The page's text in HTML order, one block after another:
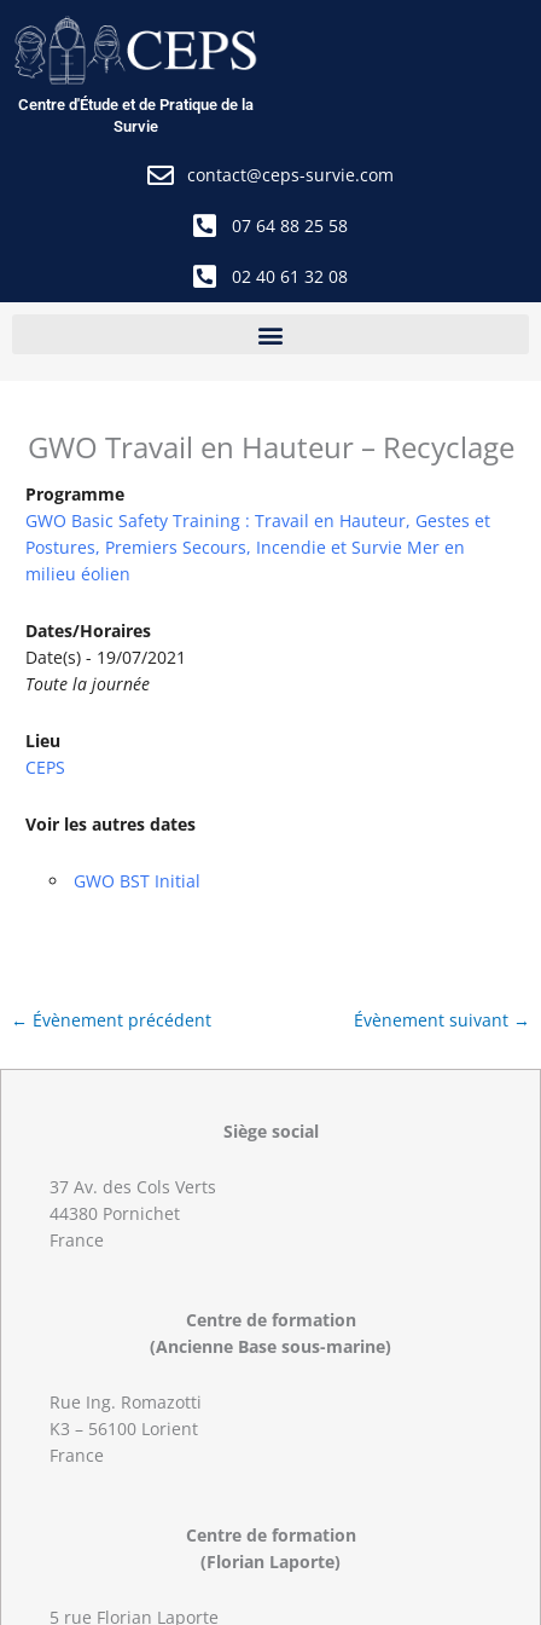
au
contenu
Centre d'Étude et de Pratique de la
Survie
contact@ceps-survie.com
07 64 88 25 58
02 40 61 32 08
GWO Travail en Hauteur – Recyclage
Programme
GWO Basic Safety Training : Travail en Hauteur, Gestes et
Postures, Premiers Secours, Incendie et Survie Mer en
milieu éolien
Dates/Horaires
Date(s) - 19/07/2021
Toute la journée
Lieu
CEPS
Voir les autres dates
GWO BST Initial
← Évènement précédent Évènement suivant →
Siège social
37 Av. des Cols Verts
44380 Pornichet
France
Centre de formation
(Ancienne Base sous-marine)
Rue Ing. Romazotti
K3 – 56100 Lorient
France
Centre de formation
(Florian Laporte)
5 rue Florian Laporte